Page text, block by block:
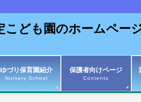
ゆづり保育園紹介
Nursery School
保護者向けページ
Contents